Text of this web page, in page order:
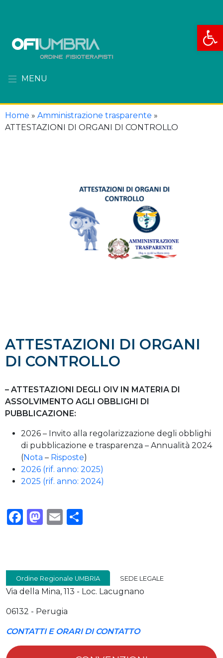
Apri
MENU
Home » Amministrazione trasparente »
ATTESTAZIONI DI ORGANI DI CONTROLLO
ATTESTAZIONI DI ORGANI
DI CONTROLLO
– ATTESTAZIONI DEGLI OIV IN MATERIA DI
ASSOLVIMENTO AGLI OBBLIGHI DI
PUBBLICAZIONE:
2026 – Invito alla regolarizzazione degli obblighi
di pubblicazione e trasparenza – Annualità 2024
(Nota – Risposte)
2026 (rif. anno: 2025)
2025 (rif. anno: 2024)
Facebook
Mastodon
Email
Ordine Regionale UMBRIA SEDE LEGALE
Via della Mina, 113 - Loc. Lacugnano
06132 - Perugia
CONTATTI E ORARI DI CONTATTO